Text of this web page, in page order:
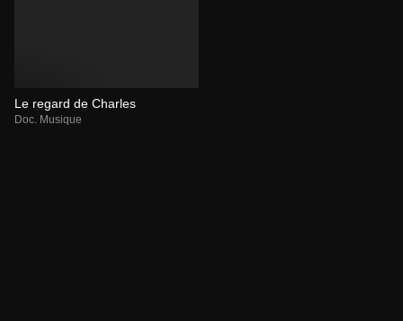
Le regard de Charles
Doc. Musique